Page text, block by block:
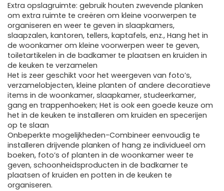
Extra opslagruimte: gebruik houten zwevende planken
om extra ruimte te creëren om kleine voorwerpen te
organiseren en weer te geven in slaapkamers,
slaapzalen, kantoren, tellers, kaptafels, enz., Hang het in
de woonkamer om kleine voorwerpen weer te geven,
toiletartikelen in de badkamer te plaatsen en kruiden in
de keuken te verzamelen
Het is zeer geschikt voor het weergeven van foto’s,
verzamelobjecten, kleine planten of andere decoratieve
items in de woonkamer, slaapkamer, studeerkamer,
gang en trappenhoeken; Het is ook een goede keuze om
het in de keuken te installeren om kruiden en specerijen
op te slaan
Onbeperkte mogelijkheden-Combineer eenvoudig te
installeren drijvende planken of hang ze individueel om
boeken, foto’s of planten in de woonkamer weer te
geven, schoonheidsproducten in de badkamer te
plaatsen of kruiden en potten in de keuken te
organiseren.